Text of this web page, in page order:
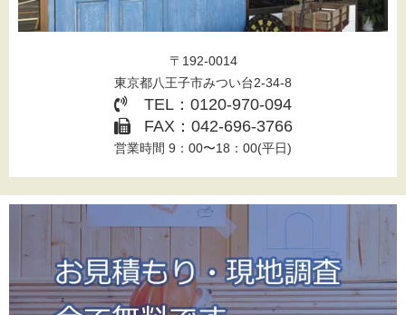
〒192-0014
東京都八王子市みつい台2-34-8
TEL：0120-970-094
FAX：042-696-3766
営業時間 9：00〜18：00(平日)